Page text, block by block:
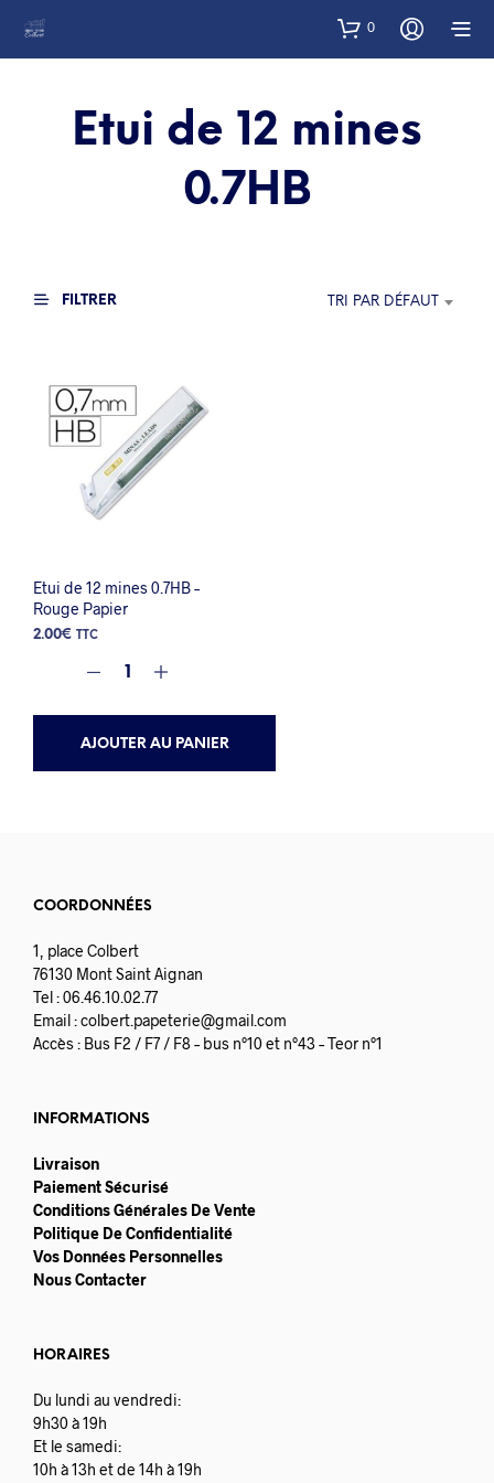
0
Etui de 12 mines
0.7HB
FILTRER TRI PAR DÉFAUT
Etui de 12 mines 0.7HB –
Rouge Papier
2.00€ TTC
AJOUTER AU PANIER
COORDONNÉES
1, place Colbert
76130 Mont Saint Aignan
Tel : 06.46.10.02.77
Email :colbert.papeterie@gmail.com
Accès : Bus F2 / F7 / F8 – bus n°10 et n°43 – Teor n°1
INFORMATIONS
Livraison
Paiement Sécurisé
Conditions Générales De Vente
Politique De Confidentialité
Vos Données Personnelles
Nous Contacter
HORAIRES
Du lundi au vendredi:
9h30 à 19h
Et le samedi:
10h à 13h et de 14h à 19h